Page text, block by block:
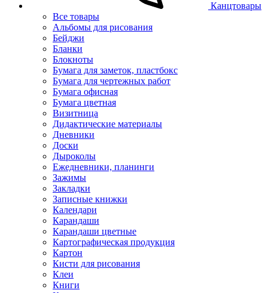
Канцтовары
Все товары
Альбомы для рисования
Бейджи
Бланки
Блокноты
Бумага для заметок, пластбокс
Бумага для чертежных работ
Бумага офисная
Бумага цветная
Визитница
Дидактические материалы
Дневники
Доски
Дыроколы
Ежедневники, планинги
Зажимы
Закладки
Записные книжки
Календари
Карандаши
Карандаши цветные
Картографическая продукция
Картон
Кисти для рисования
Клеи
Книги